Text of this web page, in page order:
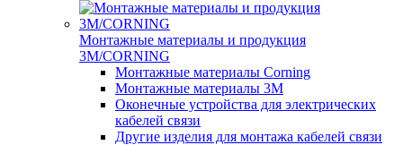
Монтажные материалы и продукция
3M/CORNING
Монтажные материалы Corning
Монтажные материалы 3M
Оконечные устройства для электрических
кабелей связи
Другие изделия для монтажа кабелей связи